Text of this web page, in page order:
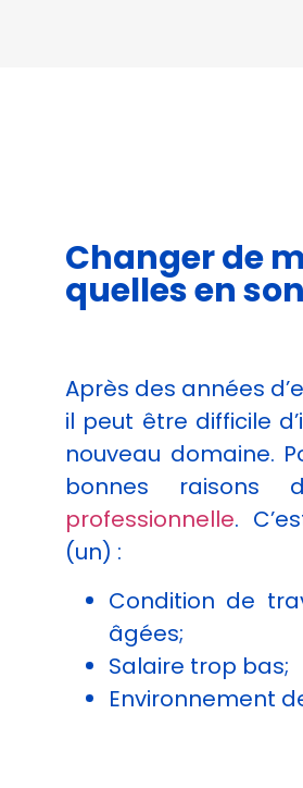
Changer de
quelles en
Après des années
il peut être difficile
nouveau domaine.
bonnes raisons
professionnelle.
(un) :
Condition de
âgées;
Salaire trop bas;
Environnement
Experience
Afin que notre
site Web
de votre
visite. Si vous
refusez ces
cookies,
fonctionnalités
disparaîtront
du site Web.
Marketing
En partageant
votre intérêt et
comportement